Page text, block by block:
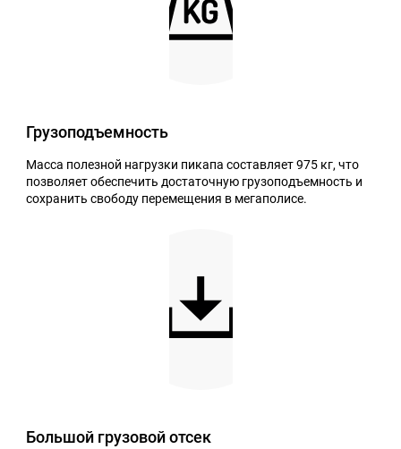
КОНТАКТЫ СТАТЬ ДИЛЕРОМ
Грузоподъемность
Масса полезной нагрузки пикапа составляет 975 кг, что
позволяет обеспечить достаточную грузоподъемность и
сохранить свободу перемещения в мегаполисе.
Большой грузовой отсек